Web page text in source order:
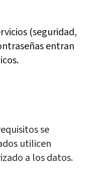
(seguridad,
entran
se
utilicen
a los datos.